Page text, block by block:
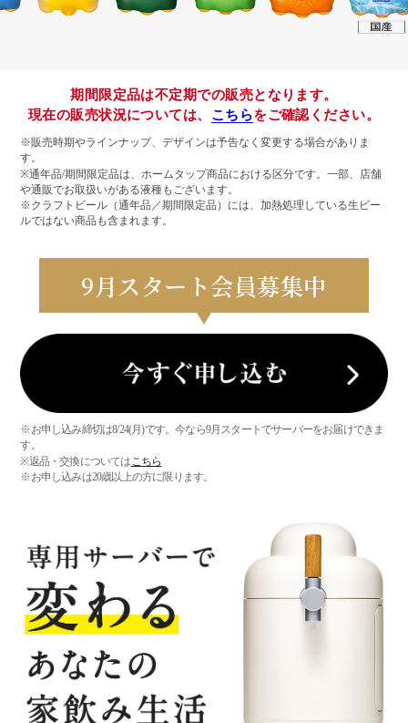
期間限定品は不定期での販売となります。
現在の販売状況については、 こちらをご確認ください。
※販売時期やラインナップ、デザインは予告なく変更する場合がありま
す。
※通年品/期間限定品は、ホームタップ商品における区分です。一部、店舗
や通販でお取扱いがある液種もございます。
※クラフトビール（通年品／期間限定品）には、加熱処理している生ビー
ルではない商品も含まれます。
9月スタート会員募集中
※お申し込み締切は8/24(月)です。今なら9月スタートでサーバーをお届けできま
す。
※返品・交換についてはこちら
※お申し込みは20歳以上の方に限ります。